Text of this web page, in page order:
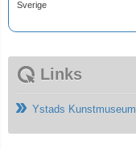
Sverige
Links
Ystads Kunstmuseum